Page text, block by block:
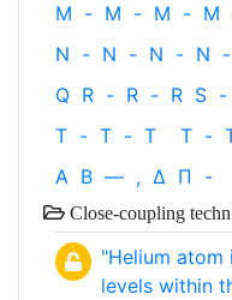
M - M - M - M
N - N - N - N -
Q R - R - R S -
T - T - T T -
Α Β — , Δ Π -
Close-coupling
"Helium
levels within